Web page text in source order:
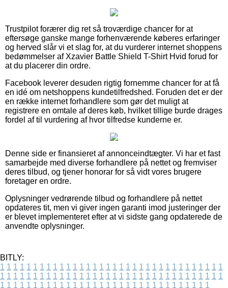
Trustpilot forærer dig ret så troværdige chancer for at
eftersøge ganske mange forhenværende køberes erfaringer
og herved slår vi et slag for, at du vurderer internet shoppens
bedømmelser af Xzavier Battle Shield T-Shirt Hvid forud for
at du placerer din ordre.
Facebook leverer desuden rigtig fornemme chancer for at få
en idé om netshoppens kundetilfredshed. Foruden det er der
en række internet forhandlere som gør det muligt at
registrere en omtale af deres køb, hvilket tillige burde drages
fordel af til vurdering af hvor tilfredse kunderne er.
Denne side er finansieret af annonceindtægter. Vi har et fast
samarbejde med diverse forhandlere på nettet og fremviser
deres tilbud, og tjener honorar for så vidt vores brugere
foretager en ordre.
Oplysninger vedrørende tilbud og forhandlere på nettet
opdateres tit, men vi giver ingen garanti imod justeringer der
er blevet implementeret efter at vi sidste gang opdaterede de
anvendte oplysninger.
BITLY:
1 1 1 1 1 1 1 1 1 1 1 1 1 1 1 1 1 1 1 1 1 1 1 1 1 1 1 1 1 1 1 1 1 1
1 1 1 1 1 1 1 1 1 1 1 1 1 1 1 1 1 1 1 1 1 1 1 1 1 1 1 1 1 1 1 1 1 1
1 1 1 1 1 1 1 1 1 1 1 1 1 1 1 1 1 1 1 1 1 1 1 1 1 1 1 1 1 1 1 1